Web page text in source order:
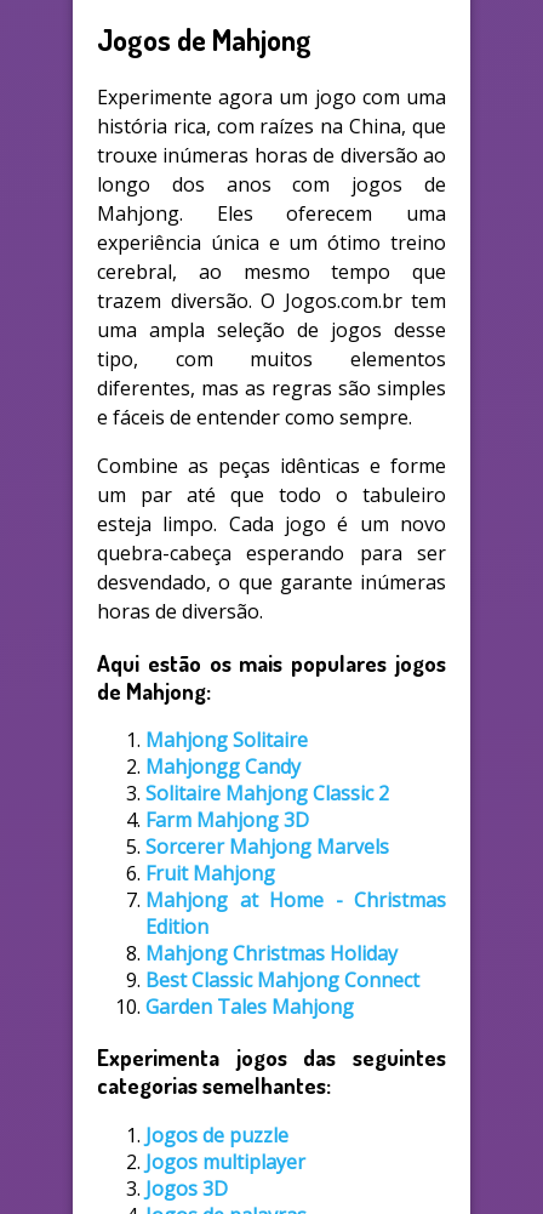
Jogos de Mahjong
Experimente agora um jogo com uma
história rica, com raízes na China, que
trouxe inúmeras horas de diversão ao
longo dos anos com jogos de
Mahjong. Eles oferecem uma
experiência única e um ótimo treino
cerebral, ao mesmo tempo que
trazem diversão. O Jogos.com.br tem
uma ampla seleção de jogos desse
tipo, com muitos elementos
diferentes, mas as regras são simples
e fáceis de entender como sempre.
Combine as peças idênticas e forme
um par até que todo o tabuleiro
esteja limpo. Cada jogo é um novo
quebra-cabeça esperando para ser
desvendado, o que garante inúmeras
horas de diversão.
Aqui estão os mais populares jogos
de Mahjong:
Mahjong Solitaire
Mahjongg Candy
Solitaire Mahjong Classic 2
Farm Mahjong 3D
Sorcerer Mahjong Marvels
Fruit Mahjong
Mahjong at Home - Christmas
Edition
Mahjong Christmas Holiday
Best Classic Mahjong Connect
Garden Tales Mahjong
Experimenta jogos das seguintes
categorias semelhantes:
Jogos de puzzle
Jogos multiplayer
Jogos 3D